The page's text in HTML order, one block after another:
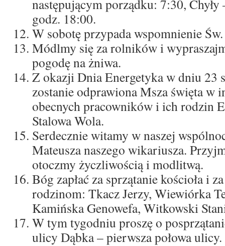
następującym porządku: 7:30,
godz. 18:00.
W sobotę przypada wspomnienie
Módlmy się za rolników i
pogodę na żniwa.
Z okazji Dnia Energetyka w dniu 23
zostanie odprawiona Msza święta w
obecnych pracowników i ich rodzin
Stalowa Wola.
Serdecznie witamy w naszej
Mateusza naszego wikariusza.
otoczmy życzliwością i modlitwą.
Bóg zapłać za sprzątanie kościoła i
rodzinom: Tkacz Jerzy, Wiewiórka
Kamińska Genowefa, Witkowski
W tym tygodniu proszę o
ulicy Dąbka – pierwsza połowa ulicy.